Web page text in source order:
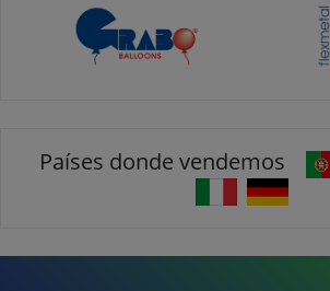
Países donde vendemos